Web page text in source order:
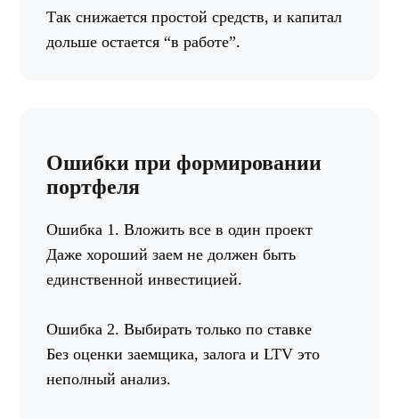
Так снижается простой средств, и капитал
дольше остается “в работе”.
Ошибки при формировании
портфеля
Ошибка 1. Вложить все в один проект
Даже хороший заем не должен быть
единственной инвестицией.
Ошибка 2. Выбирать только по ставке
Без оценки заемщика, залога и LTV это
неполный анализ.